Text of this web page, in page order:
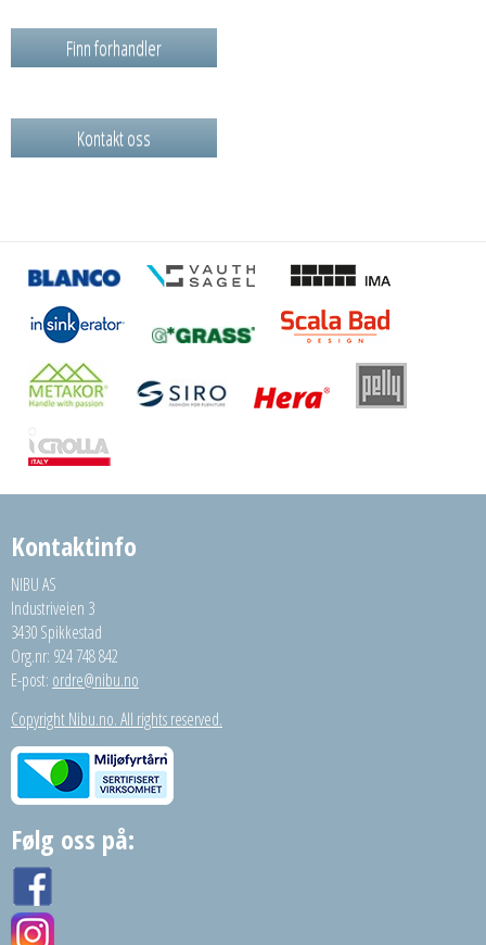
Finn forhandler
Kontakt oss
Kontaktinfo
NIBU AS
Industriveien 3
3430 Spikkestad
Org.nr: 924 748 842
E-post: ordre@nibu.no
Copyright Nibu.no. All rights reserved.
Følg oss på: